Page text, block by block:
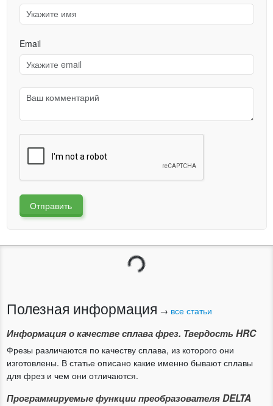
Email
Отправить
Загрузка...
Полезная информация → все статьи
Информация о качестве сплава фрез. Твердость HRC
Фрезы различаются по качеству сплава, из которого они
изготовлены. В статье описано какие именно бывают сплавы
для фрез и чем они отличаются.
Программируемые функции преобразователя DELTA